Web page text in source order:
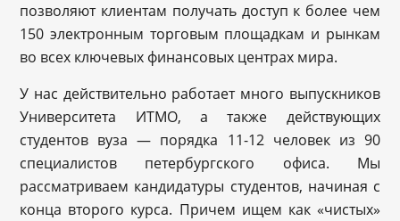
позволяют клиентам получать доступ к более чем
150 электронным торговым площадкам и рынкам
во всех ключевых финансовых центрах мира.
У нас действительно работает много выпускников
Университета ИТМО, а также действующих
студентов вуза — порядка 11-12 человек из 90
специалистов петербургского офиса. Мы
рассматриваем кандидатуры студентов, начиная с
конца второго курса. Причем ищем как «чистых»